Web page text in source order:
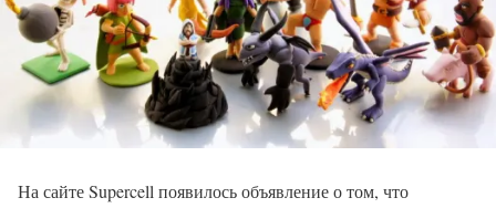
На сайте Supercell появилось объявление о том, что